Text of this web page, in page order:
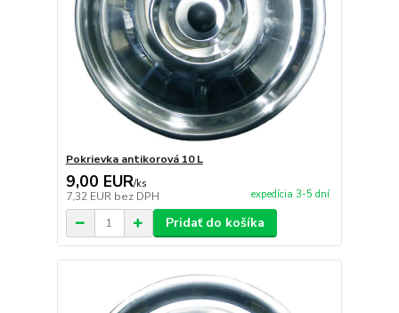
Pokrievka antikorová 10 L
9,00 EUR/ks
7,32 EUR bez DPH expedícia 3-5 dní
Pridať do košíka